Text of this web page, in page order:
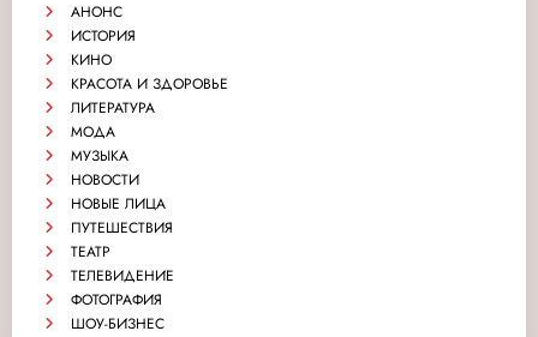
АНОНС
ИСТОРИЯ
КИНО
КРАСОТА И ЗДОРОВЬЕ
ЛИТЕРАТУРА
МОДА
МУЗЫКА
НОВОСТИ
НОВЫЕ ЛИЦА
ПУТЕШЕСТВИЯ
ТЕАТР
ТЕЛЕВИДЕНИЕ
ФОТОГРАФИЯ
ШОУ-БИЗНЕС